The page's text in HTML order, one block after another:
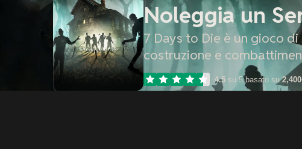
Noleggia un
7 Days to Die è un gioco
costruzione e
4.5 su 5 basato su